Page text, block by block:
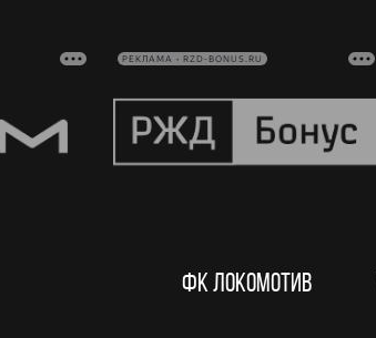
РЕКЛАМА • RZD-BONUS.RU
ФК ЛОКОМОТИВ